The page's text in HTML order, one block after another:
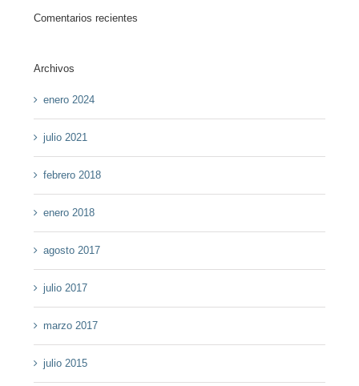
Comentarios recientes
Archivos
enero 2024
julio 2021
febrero 2018
enero 2018
agosto 2017
julio 2017
marzo 2017
julio 2015